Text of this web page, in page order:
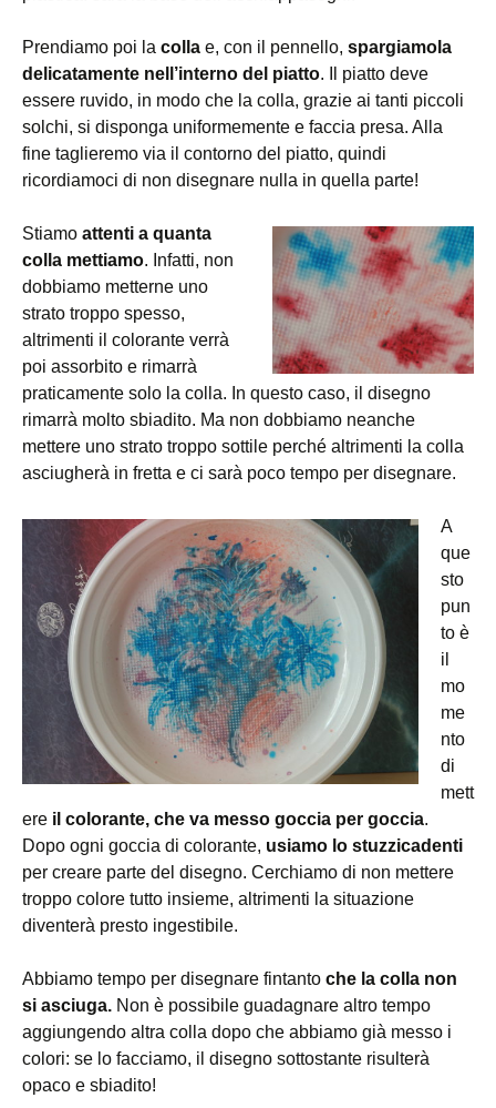
Prendiamo poi la colla e, con il pennello, spargiamola
delicatamente nell’interno del piatto. Il piatto deve
essere ruvido, in modo che la colla, grazie ai tanti piccoli
solchi, si disponga uniformemente e faccia presa. Alla
fine taglieremo via il contorno del piatto, quindi
ricordiamoci di non disegnare nulla in quella parte!
Stiamo attenti a quanta
colla mettiamo. Infatti, non
dobbiamo metterne uno
strato troppo spesso,
altrimenti il colorante verrà
poi assorbito e rimarrà
praticamente solo la colla. In questo caso, il disegno
rimarrà molto sbiadito. Ma non dobbiamo neanche
mettere uno strato troppo sottile perché altrimenti la colla
asciugherà in fretta e ci sarà poco tempo per disegnare.
A
que
sto
pun
to è
il
mo
me
nto
di
mett
ere il colorante, che va messo goccia per goccia.
Dopo ogni goccia di colorante, usiamo lo stuzzicadenti
per creare parte del disegno. Cerchiamo di non mettere
troppo colore tutto insieme, altrimenti la situazione
diventerà presto ingestibile.
Abbiamo tempo per disegnare fintanto che la colla non
si asciuga. Non è possibile guadagnare altro tempo
aggiungendo altra colla dopo che abbiamo già messo i
colori: se lo facciamo, il disegno sottostante risulterà
opaco e sbiadito!